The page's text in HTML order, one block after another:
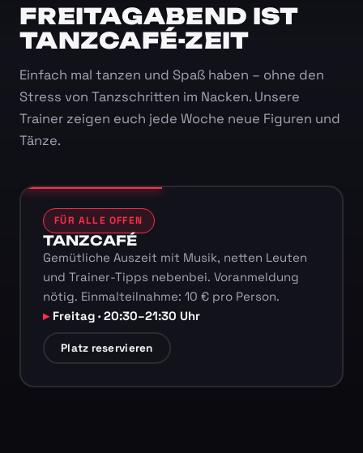
FREITAGABEND IST
TANZCAFÉ-ZEIT
Einfach mal tanzen und Spaß haben – ohne den
Stress von Tanzschritten im Nacken. Unsere
Trainer zeigen euch jede Woche neue Figuren und
Tänze.
FÜR ALLE OFFEN
TANZCAFÉ
Gemütliche Auszeit mit Musik, netten Leuten
und Trainer-Tipps nebenbei. Voranmeldung
nötig. Einmalteilnahme: 10 € pro Person.
Freitag · 20:30–21:30 Uhr
Platz reservieren